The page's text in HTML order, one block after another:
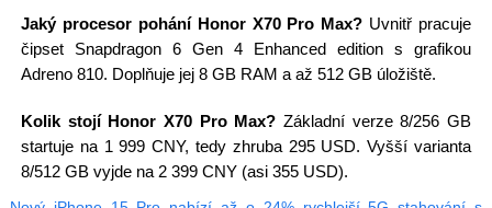
Jaký procesor pohání Honor X70 Pro Max? Uvnitř pracuje
čipset Snapdragon 6 Gen 4 Enhanced edition s grafikou
Adreno 810. Doplňuje jej 8 GB RAM a až 512 GB úložiště.
Kolik stojí Honor X70 Pro Max? Základní verze 8/256 GB
startuje na 1 999 CNY, tedy zhruba 295 USD. Vyšší varianta
8/512 GB vyjde na 2 399 CNY (asi 355 USD).